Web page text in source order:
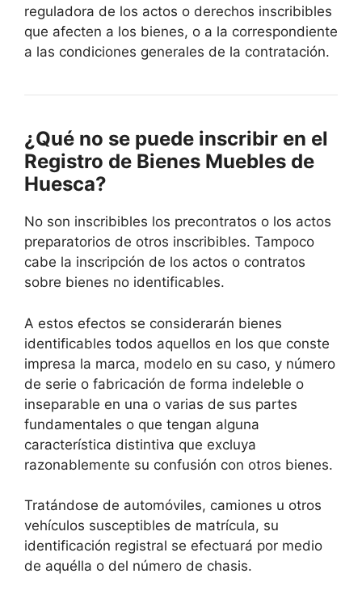
reguladora de los actos o derechos inscribibles
que afecten a los bienes, o a la correspondiente
a las condiciones generales de la contratación.
¿Qué no se puede inscribir en el
Registro de Bienes Muebles de
Huesca?
No son inscribibles los precontratos o los actos
preparatorios de otros inscribibles. Tampoco
cabe la inscripción de los actos o contratos
sobre bienes no identificables.
A estos efectos se considerarán bienes
identificables todos aquellos en los que conste
impresa la marca, modelo en su caso, y número
de serie o fabricación de forma indeleble o
inseparable en una o varias de sus partes
fundamentales o que tengan alguna
característica distintiva que excluya
razonablemente su confusión con otros bienes.
Tratándose de automóviles, camiones u otros
vehículos susceptibles de matrícula, su
identificación registral se efectuará por medio
de aquélla o del número de chasis.